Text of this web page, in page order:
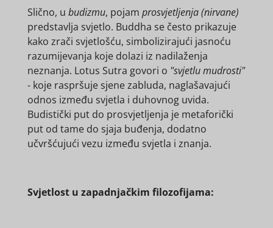
Slično, u budizmu, pojam prosvjetljenja (nirvane)
predstavlja svjetlo. Buddha se često prikazuje
kako zrači svjetlošću, simbolizirajući jasnoću
razumijevanja koje dolazi iz nadilaženja
neznanja. Lotus Sutra govori o "svjetlu mudrosti"
- koje raspršuje sjene zabluda, naglašavajući
odnos između svjetla i duhovnog uvida.
Budistički put do prosvjetljenja je metaforički
put od tame do sjaja buđenja, dodatno
učvršćujući vezu između svjetla i znanja.
Svjetlost u zapadnjačkim filozofijama: